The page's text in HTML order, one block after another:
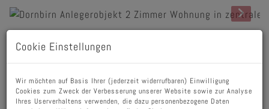
Beschreibung
Wir bieten Ihnen die Wohnung als Anlegerobjekt an.
Der aktuelle Mietvertrag besteht seit dem 01.10.2024
Cookie Einstellungen
Wir möchten auf Basis Ihrer (jederzeit widerrufbaren) Einwilligung
Cookies zum Zweck der Verbesserung unserer Website sowie zur Analyse
Ihres Userverhaltens verwenden, die dazu personenbezogene Daten